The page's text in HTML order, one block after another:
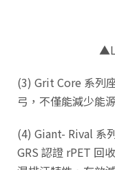
(3) Grit Core 系列
弓，不僅能減少能
(4) Giant- Rival 系
GRS 認證 rPET 回